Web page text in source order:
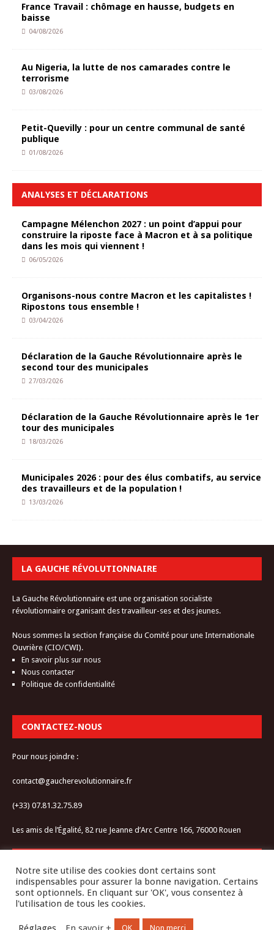
France Travail : chômage en hausse, budgets en
baisse
04/08/2026
Au Nigeria, la lutte de nos camarades contre le
terrorisme
03/08/2026
Petit-Quevilly : pour un centre communal de santé
publique
01/08/2026
ANALYSES ET DÉCLARATIONS
Campagne Mélenchon 2027 : un point d’appui pour
construire la riposte face à Macron et à sa politique
dans les mois qui viennent !
06/05/2026
Organisons-nous contre Macron et les capitalistes !
Ripostons tous ensemble !
03/04/2026
Déclaration de la Gauche Révolutionnaire après le
second tour des municipales
27/03/2026
Déclaration de la Gauche Révolutionnaire après le 1er
tour des municipales
18/03/2026
Municipales 2026 : pour des élus combatifs, au service
des travailleurs et de la population !
13/03/2026
LA GAUCHE RÉVOLUTIONNAIRE
La Gauche Révolutionnaire est une organisation socialiste
révolutionnaire organisant des travailleur-ses et des jeunes.
Nous sommes la section française du Comité pour une Internationale
Ouvrière (CIO/CWI).
En savoir plus sur nous
Nous contacter
Politique de confidentialité
CONTACTEZ-NOUS
Pour nous joindre :
contact@gaucherevolutionnaire.fr
(+33) 07.81.32.75.89
Les amis de l’Égalité, 82 rue Jeanne d’Arc Centre 166, 76000 Rouen
Notre site utilise des cookies dont certains sont
indispensables pour assurer la bonne navigation. Certains
sont optionnels. En cliquant sur 'OK', vous consentez à
l'utilisation de tous les cookies.
OK Non merci